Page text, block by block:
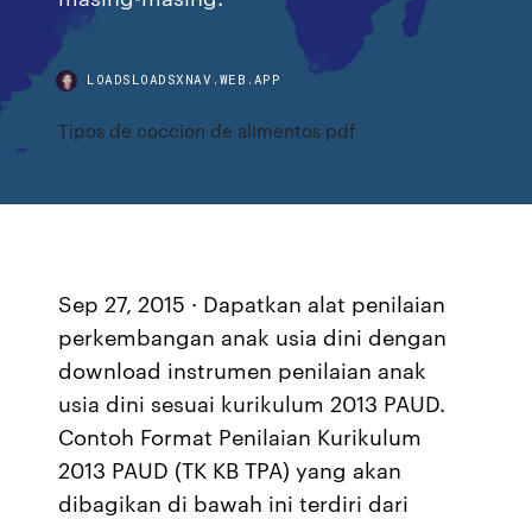
LOADSLOADSXNAV.WEB.APP
Tipos de coccion de alimentos pdf
Sep 27, 2015 · Dapatkan alat penilaian
perkembangan anak usia dini dengan
download instrumen penilaian anak
usia dini sesuai kurikulum 2013 PAUD.
Contoh Format Penilaian Kurikulum
2013 PAUD (TK KB TPA) yang akan
dibagikan di bawah ini terdiri dari